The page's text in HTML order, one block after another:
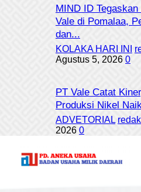
MIND ID
Vale di Pomalaa,
dan...
KOLAKA HARI INI
Agustus 5, 2026 0
PT Vale Catat
Produksi Nikel
ADVETORIAL
2026 0